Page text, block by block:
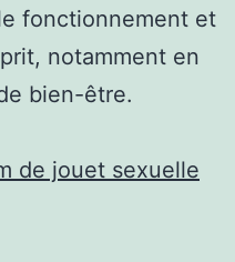
fonctionnement et
notamment en
bien-être.
de jouet sexuelle